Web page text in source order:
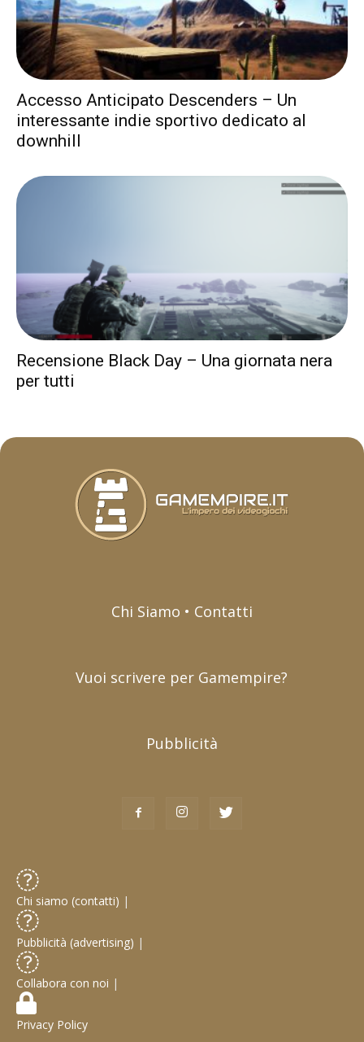
Accesso Anticipato Descenders – Un
interessante indie sportivo dedicato al
downhill
Recensione Black Day – Una giornata nera
per tutti
Chi Siamo • Contatti
Vuoi scrivere per Gamempire?
Pubblicità
Chi siamo (contatti) |
Pubblicità (advertising) |
Collabora con noi |
Privacy Policy